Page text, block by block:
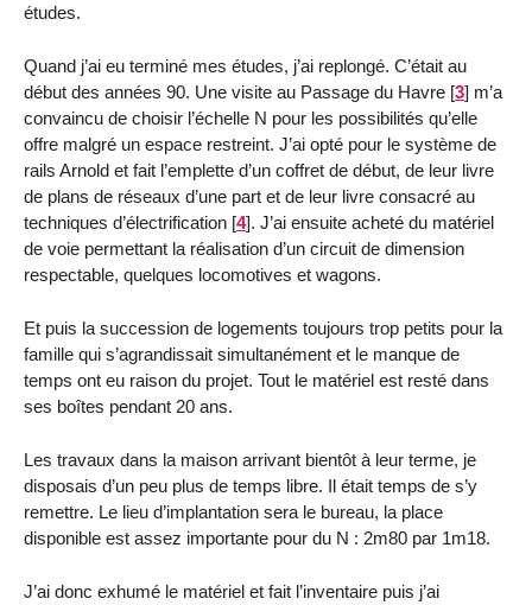
études.
Quand j’ai eu terminé mes études, j’ai replongé. C’était au
début des années 90. Une visite au Passage du Havre [3] m’a
convaincu de choisir l’échelle N pour les possibilités qu’elle
offre malgré un espace restreint. J’ai opté pour le système de
rails Arnold et fait l’emplette d’un coffret de début, de leur livre
de plans de réseaux d’une part et de leur livre consacré au
techniques d’électrification [4]. J’ai ensuite acheté du matériel
de voie permettant la réalisation d’un circuit de dimension
respectable, quelques locomotives et wagons.
Et puis la succession de logements toujours trop petits pour la
famille qui s’agrandissait simultanément et le manque de
temps ont eu raison du projet. Tout le matériel est resté dans
ses boîtes pendant 20 ans.
Les travaux dans la maison arrivant bientôt à leur terme, je
disposais d’un peu plus de temps libre. Il était temps de s’y
remettre. Le lieu d’implantation sera le bureau, la place
disponible est assez importante pour du N : 2m80 par 1m18.
J’ai donc exhumé le matériel et fait l’inventaire puis j’ai